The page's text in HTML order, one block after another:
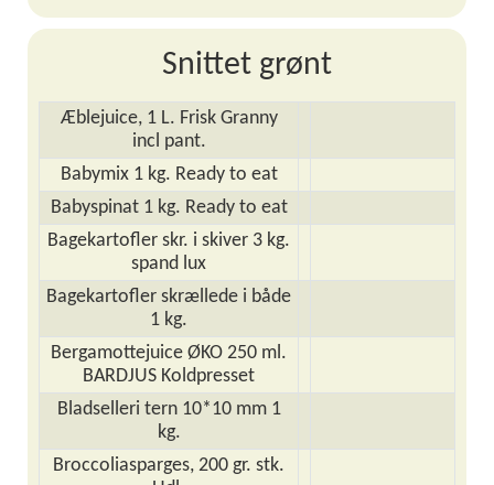
Snittet grønt
Æblejuice, 1 L. Frisk Granny
incl pant.
Babymix 1 kg. Ready to eat
Babyspinat 1 kg. Ready to eat
Bagekartofler skr. i skiver 3 kg.
spand lux
Bagekartofler skrællede i både
1 kg.
Bergamottejuice ØKO 250 ml.
BARDJUS Koldpresset
Bladselleri tern 10*10 mm 1
kg.
Broccoliasparges, 200 gr. stk.